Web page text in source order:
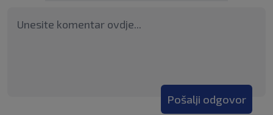
Pošalji odgovor